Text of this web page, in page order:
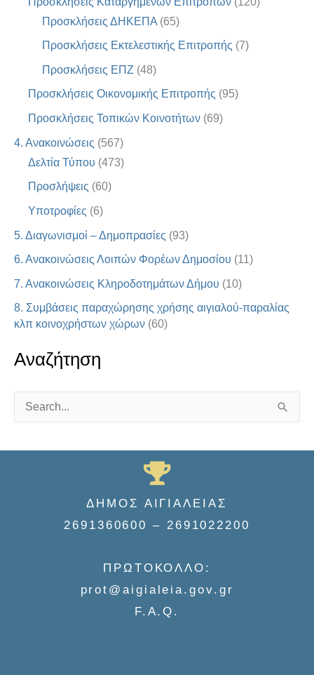
Προσκλήσεις ΔΗΚΕΠΑ (65)
Προσκλήσεις Εκτελεστικής Επιτροπής (7)
Προσκλήσεις ΕΠΖ (48)
Προσκλήσεις Οικονομικής Επιτροπής (95)
Προσκλήσεις Τοπικών Κοινοτήτων (69)
4. Ανακοινώσεις (567)
Δελτία Τύπου (473)
Προσλήψεις (60)
Υποτροφίες (6)
5. Διαγωνισμοί – Δημοπρασίες (93)
6. Ανακοινώσεις Λοιπών Φορέων Δημοσίου (11)
7. Ανακοινώσεις Κληροδοτημάτων Δήμου (10)
8. Συμβάσεις παραχώρησης χρήσης αιγιαλού-παραλίας
κλπ κοινοχρήστων χώρων (60)
Αναζήτηση
a
ΔΗΜΟΣ ΑΙΓΙΑΛΕΙΑΣ
2691360600 – 2691022200
ΠΡΩΤΟΚΟΛΛΟ:
prot@aigialeia.gov.gr
F.A.Q.